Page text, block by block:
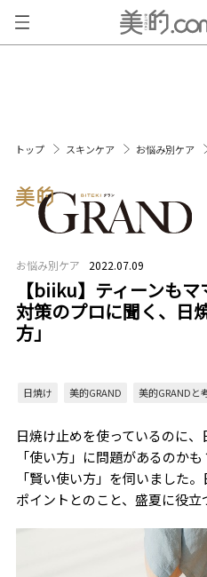
トップ スキンケア お悩み別ケア
お悩み別ケア 2022.07.09
【biiku】ティーンも
対策のプロに聞く、日
方」
日焼け 美的GRAND 美的GRANDと
日焼け止めを使っているのに
「使い方」に問題があるのか
「賢い使い方」を伺いました
ポイントとのこと、盛夏に役立